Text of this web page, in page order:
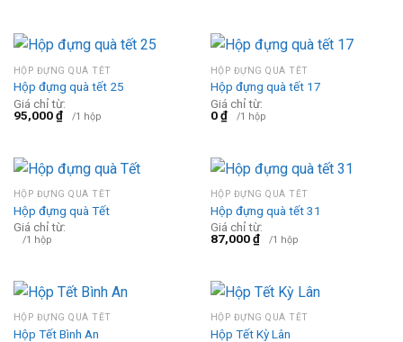
HỘP ĐỰNG QUÀ TẾT
Hộp đựng quà tết 25
Giá chỉ từ:
95,000₫ /1 hộp
HỘP ĐỰNG QUÀ TẾT
Hộp đựng quà tết 17
Giá chỉ từ:
0₫ /1 hộp
HỘP ĐỰNG QUÀ TẾT
Hộp đựng quà Tết
Giá chỉ từ:
/1 hộp
HỘP ĐỰNG QUÀ TẾT
Hộp đựng quà tết 31
Giá chỉ từ:
87,000₫ /1 hộp
HỘP ĐỰNG QUÀ TẾT
Hộp Tết Bình An
HỘP ĐỰNG QUÀ TẾT
Hộp Tết Kỳ Lân